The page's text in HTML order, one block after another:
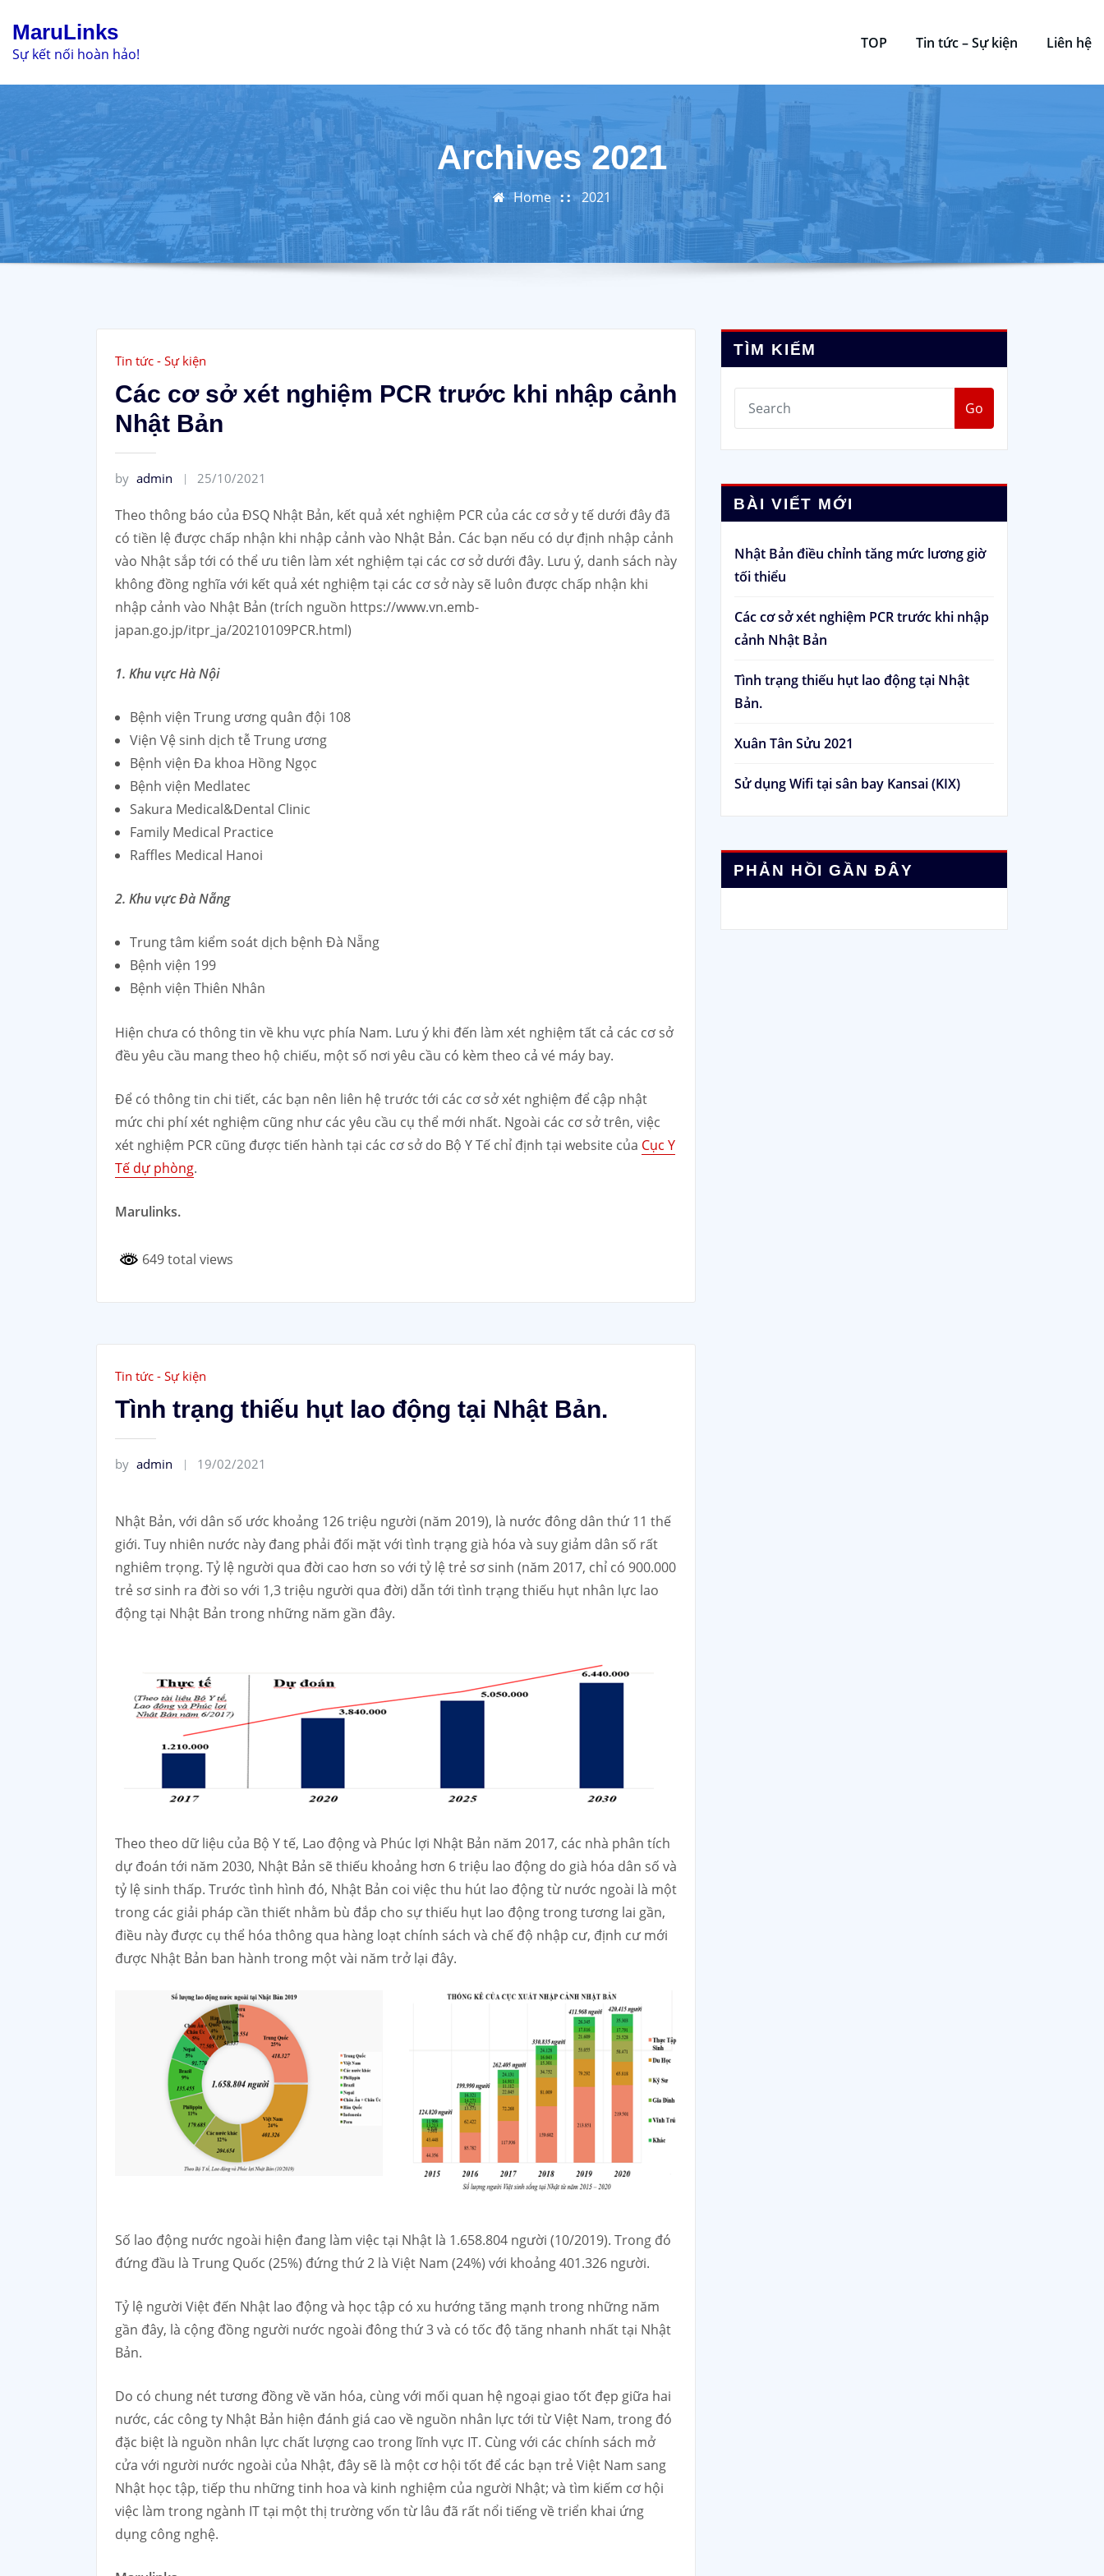
content
MaruLinks
Sự kết nối hoàn hảo!
TOP Tin tức – Sự kiện Liên hệ
Archives 2021
Home 2021
Tin tức - Sự kiện
Các cơ sở xét nghiệm PCR trước khi nhập cảnh
Nhật Bản
by admin 25/10/2021
Theo thông báo của ĐSQ Nhật Bản, kết quả xét nghiệm PCR của các cơ sở y tế dưới đây đã
có tiền lệ được chấp nhận khi nhập cảnh vào Nhật Bản. Các bạn nếu có dự định nhập cảnh
vào Nhật sắp tới có thể ưu tiên làm xét nghiệm tại các cơ sở dưới đây. Lưu ý, danh sách này
không đồng nghĩa với kết quả xét nghiệm tại các cơ sở này sẽ luôn được chấp nhận khi
nhập cảnh vào Nhật Bản (trích nguồn https://www.vn.emb-
japan.go.jp/itpr_ja/20210109PCR.html)
1. Khu vực Hà Nội
Bệnh viện Trung ương quân đội 108
Viện Vệ sinh dịch tễ Trung ương
Bệnh viện Đa khoa Hồng Ngọc
Bệnh viện Medlatec
Sakura Medical&Dental Clinic
Family Medical Practice
Raffles Medical Hanoi
2. Khu vực Đà Nẵng
Trung tâm kiểm soát dịch bệnh Đà Nẵng
Bệnh viện 199
Bệnh viện Thiên Nhân
Hiện chưa có thông tin về khu vực phía Nam. Lưu ý khi đến làm xét nghiệm tất cả các cơ sở
đều yêu cầu mang theo hộ chiếu, một số nơi yêu cầu có kèm theo cả vé máy bay.
Để có thông tin chi tiết, các bạn nên liên hệ trước tới các cơ sở xét nghiệm để cập nhật
mức chi phí xét nghiệm cũng như các yêu cầu cụ thể mới nhất. Ngoài các cơ sở trên, việc
xét nghiệm PCR cũng được tiến hành tại các cơ sở do Bộ Y Tế chỉ định tại website của Cục Y
Tế dự phòng.
Marulinks.
649 total views
Tin tức - Sự kiện
Tình trạng thiếu hụt lao động tại Nhật Bản.
by admin 19/02/2021
Nhật Bản, với dân số ước khoảng 126 triệu người (năm 2019), là nước đông dân thứ 11 thế
giới. Tuy nhiên nước này đang phải đối mặt với tình trạng già hóa và suy giảm dân số rất
nghiêm trọng. Tỷ lệ người qua đời cao hơn so với tỷ lệ trẻ sơ sinh (năm 2017, chỉ có 900.000
trẻ sơ sinh ra đời so với 1,3 triệu người qua đời) dẫn tới tình trạng thiếu hụt nhân lực lao
động tại Nhật Bản trong những năm gần đây.
Theo theo dữ liệu của Bộ Y tế, Lao động và Phúc lợi Nhật Bản năm 2017, các nhà phân tích
dự đoán tới năm 2030, Nhật Bản sẽ thiếu khoảng hơn 6 triệu lao động do già hóa dân số và
tỷ lệ sinh thấp. Trước tình hình đó, Nhật Bản coi việc thu hút lao động từ nước ngoài là một
trong các giải pháp cần thiết nhằm bù đắp cho sự thiếu hụt lao động trong tương lai gần,
điều này được cụ thể hóa thông qua hàng loạt chính sách và chế độ nhập cư, định cư mới
được Nhật Bản ban hành trong một vài năm trở lại đây.
Số lao động nước ngoài hiện đang làm việc tại Nhật là 1.658.804 người (10/2019). Trong đó
đứng đầu là Trung Quốc (25%) đứng thứ 2 là Việt Nam (24%) với khoảng 401.326 người.
Tỷ lệ người Việt đến Nhật lao động và học tập có xu hướng tăng mạnh trong những năm
gần đây, là cộng đồng người nước ngoài đông thứ 3 và có tốc độ tăng nhanh nhất tại Nhật
Bản.
Do có chung nét tương đồng về văn hóa, cùng với mối quan hệ ngoại giao tốt đẹp giữa hai
nước, các công ty Nhật Bản hiện đánh giá cao về nguồn nhân lực tới từ Việt Nam, trong đó
đặc biệt là nguồn nhân lực chất lượng cao trong lĩnh vực IT. Cùng với các chính sách mở
cửa với người nước ngoài của Nhật, đây sẽ là một cơ hội tốt để các bạn trẻ Việt Nam sang
Nhật học tập, tiếp thu những tinh hoa và kinh nghiệm của người Nhật; và tìm kiếm cơ hội
việc làm trong ngành IT tại một thị trường vốn từ lâu đã rất nổi tiếng về triển khai ứng
dụng công nghệ.
TÌM KIẾM
Go
BÀI VIẾT MỚI
Nhật Bản điều chỉnh tăng mức lương giờ
tối thiểu
Các cơ sở xét nghiệm PCR trước khi nhập
cảnh Nhật Bản
Tình trạng thiếu hụt lao động tại Nhật
Bản.
Xuân Tân Sửu 2021
Sử dụng Wifi tại sân bay Kansai (KIX)
PHẢN HỒI GẦN ĐÂY